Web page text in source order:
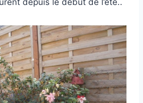
depuis le début de l’été..